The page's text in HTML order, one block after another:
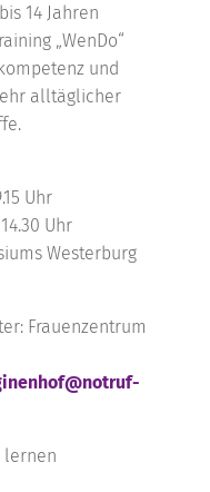
14 Jahren
„WenDo“
und
alltäglicher
Uhr
Uhr
Westerburg
Frauenzentrum
lernen